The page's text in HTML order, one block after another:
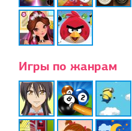
Игры по жанрам